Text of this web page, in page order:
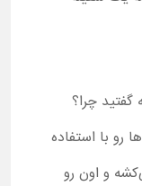
گفتید چرا؟
رو با استفاده
و اون رو